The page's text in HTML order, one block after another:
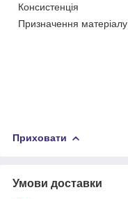
Консистенція
Призначення матеріалу
Приховати
Умови доставки